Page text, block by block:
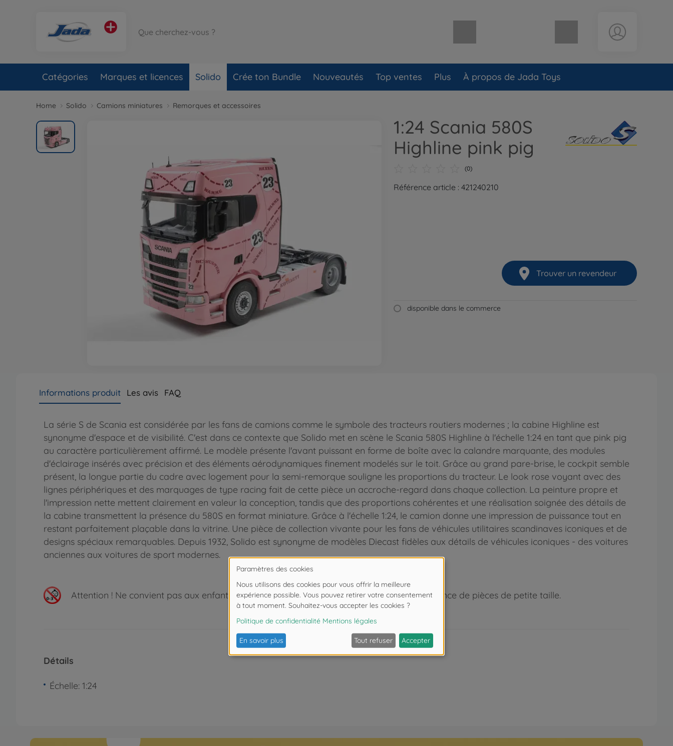
Catégories Marques et licences Solido Crée ton Bundle Nouveautés Top ventes Plus À propos de Jada Toys
Home Solido Camions miniatures Remorques et accessoires
1:24 Scania 580S
Highline pink pig
(0)
Référence article : 421240210
Trouver un revendeur
disponible dans le commerce
Informations produit Les avis FAQ
La série S de Scania est considérée par les fans de camions comme le symbole des tracteurs routiers modernes ; la cabine Highline est
synonyme d'espace et de visibilité. C'est dans ce contexte que Solido met en scène le Scania 580S Highline à l'échelle 1:24 en tant que pink pig
au caractère particulièrement affirmé. Le modèle présente l'avant puissant en forme de boîte avec la calandre marquante, des modules
d'éclairage insérés avec précision et des éléments aérodynamiques finement modelés sur le toit. Grâce au grand pare-brise, le cockpit semble
présent, la longue partie du cadre avec logement pour la semi-remorque souligne les proportions du tracteur. Le look rose voyant avec des
lignes périphériques et des marquages de type racing fait de cette pièce un accroche-regard dans chaque collection. La peinture propre et
l'impression nette mettent clairement en valeur la conception, tandis que des proportions cohérentes et une réalisation soignée des détails de
la cabine transmettent la présence du 580S en format miniature. Grâce à l'échelle 1:24, le camion donne une impression de puissance tout en
restant parfaitement plaçable dans la vitrine. Une pièce de collection vivante pour les fans de véhicules utilitaires scandinaves iconiques et de
designs spéciaux remarquables. Depuis 1932, Solido est synonyme de modèles Diecast fidèles aux détails de véhicules iconiques - des voitures
anciennes aux voitures de sport modernes.
Attention ! Ne convient pas aux enfants de moins de 3 ans. Risque d'asphyxie lié à la présence de pièces de petite taille.
Détails
Échelle: 1:24